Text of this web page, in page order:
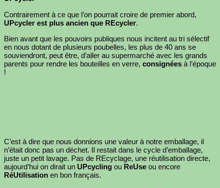
Contrairement à ce que l’on pourrait croire de premier abord,
UPcycler est plus ancien que REcycler.
Bien avant que les pouvoirs publiques nous incitent au tri sélectif
en nous dotant de plusieurs poubelles, les plus de 40 ans se
souviendront, peut être, d’aller au supermarché avec les grands
parents pour rendre les bouteilles en verre, consignées à l’époque
!
C’est à dire que nous donnions une valeur à notre emballage, il
n’était donc pas un déchet. Il restait dans le cycle d’emballage,
juste un petit lavage. Pas de REcyclage, une réutilisation directe,
aujourd’hui on dirait un UPcycling ou ReUse ou encore
RéUtilisation en bon français.